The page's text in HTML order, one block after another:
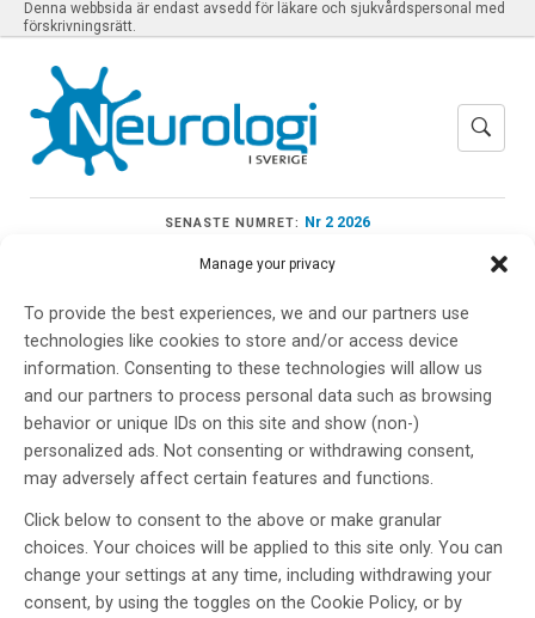
Manage your privacy
To provide the best experiences, we and our partners use
technologies like cookies to store and/or access device
information. Consenting to these technologies will allow us
and our partners to process personal data such as browsing
behavior or unique IDs on this site and show (non-)
personalized ads. Not consenting or withdrawing consent,
may adversely affect certain features and functions.
Click below to consent to the above or make granular
choices. Your choices will be applied to this site only. You can
change your settings at any time, including withdrawing your
consent, by using the toggles on the Cookie Policy, or by
Denna webbsida är endast avsedd för läkare och sjukvårdspersonal med
förskrivningsrätt.
SENASTE NUMRET: Nr 2 2026
Meny
Internationella
Alzheimerdagen